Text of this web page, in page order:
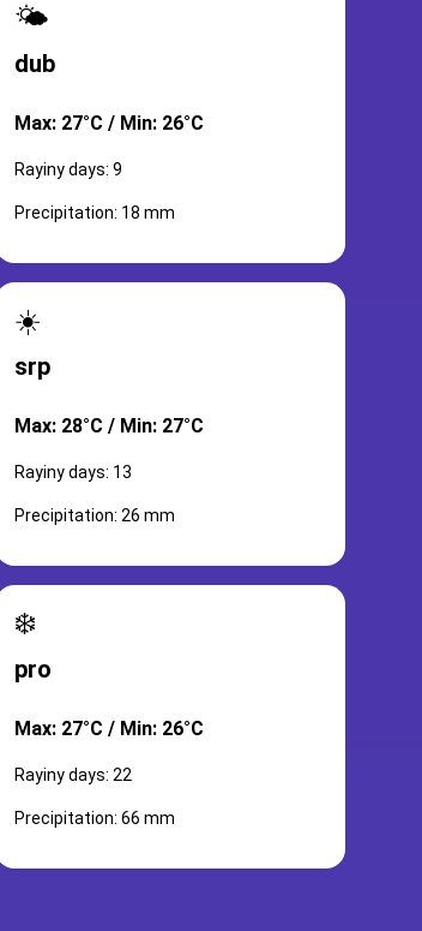
🌤️
dub
Max: 27°C / Min: 26°C
Rayiny days: 9
Precipitation: 18 mm
☀️
srp
Max: 28°C / Min: 27°C
Rayiny days: 13
Precipitation: 26 mm
❄️
pro
Max: 27°C / Min: 26°C
Rayiny days: 22
Precipitation: 66 mm